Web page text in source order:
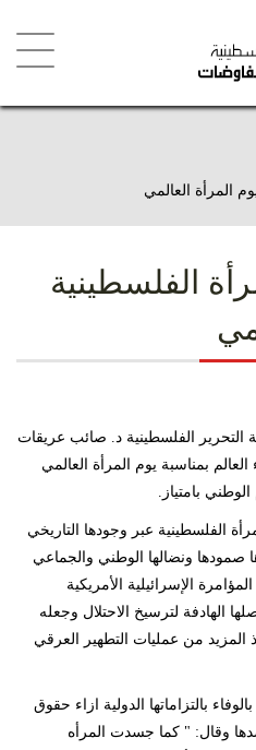
المرأة العالمي
الفلسطينية
التحرير الفلسطينية د. صائب عريقات
بمناسبة يوم المرأة العالمي
بامتياز.
الفلسطينية عبر وجودها التاريخي
ونضالها الوطني والجماعي
الإسرائيلية الأمريكية
الهادفة لترسيخ الاحتلال وجعله
المزيد من عمليات التطهير العرقي
بالتزاماتها الدولية ازاء حقوق
ضدها وقال: " كما جسدت المرأه